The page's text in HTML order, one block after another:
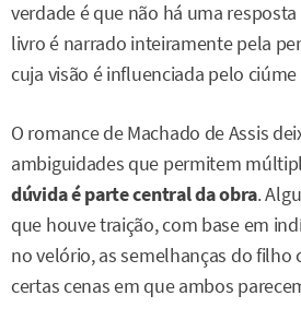
verdade é que não há uma
livro é narrado inteiramente pela
cuja visão é influenciada pelo ciúme
O romance de Machado de Assis
ambiguidades que permitem
dúvida é parte central da obra.
que houve traição, com base em
no velório, as semelhanças do filho
certas cenas em que ambos